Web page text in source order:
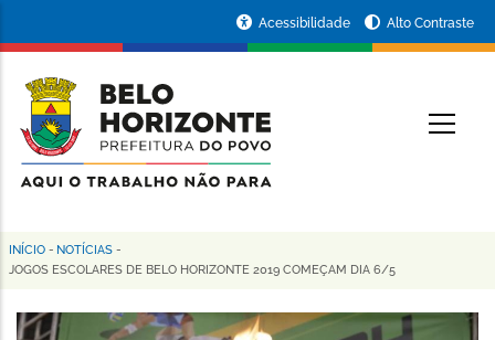
conteúdo
principal
da
Prefeitura
de
Horizonte
Acessibilidade Alto Contraste
Trilha
INÍCIO - NOTÍCIAS -
JOGOS ESCOLARES DE BELO HORIZONTE 2019 COMEÇAM DIA 6/5